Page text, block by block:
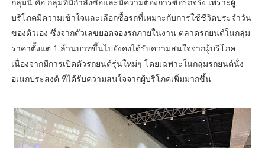
บริโภคมีความเข้าใจและเลือกซื้อรถที่เหมาะกับการใช้ชีวิตประจำวัน
ของตัวเอง ซึ่งจากตัวเลขยอดจองรถภายในงาน ตลาดรถยนต์ในกลุ่ม
ราคาตั้งแต่ 1 ล้านบาทขึ้นไปยังคงได้รับความสนใจจากผู้บริโภค
เนื่องจากมีการเปิดตัวรถยนต์รุ่นใหม่ๆ โดยเฉพาะในกลุ่มรถยนต์นั่ง
อเนกประสงค์ ที่ได้รับความสนใจจากผู้บริโภคเพิ่มมากขึ้น